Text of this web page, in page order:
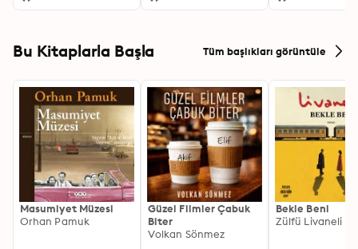
Bu Kitaplarla Başla Tüm başlıkları görüntüle
Masumiyet Müzesi
Orhan Pamuk
Güzel Filmler Çabuk
Biter
Volkan Sönmez
Bekle Beni
Zülfü Livaneli